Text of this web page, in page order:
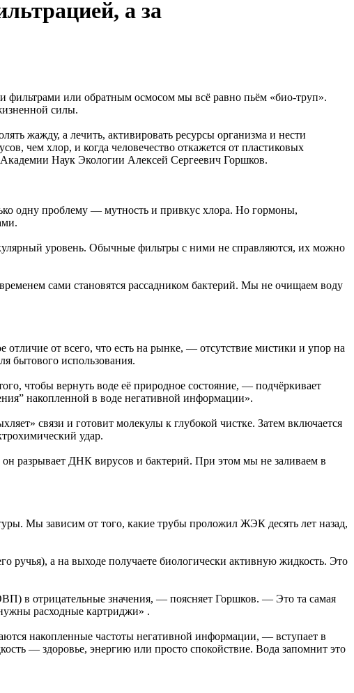
а за
или обратным осмосом мы всё равно пьём «био-труп».
силы.
жажду, а лечить, активировать ресурсы организма и нести
чем хлор, и когда человечество откажется от пластиковых
Наук Экологии Алексей Сергеевич Горшков.
одну проблему — мутность и привкус хлора. Но гормоны,
уровень. Обычные фильтры с ними не справляются, их можно
сами становятся рассадником бактерий. Мы не очищаем воду
от всего, что есть на рынке, — отсутствие мистики и упор на
бытового использования.
чтобы вернуть воде её природное состояние, — подчёркивает
накопленной в воде негативной информации».
связи и готовит молекулы к глубокой чистке. Затем включается
удар.
разрывает ДНК вирусов и бактерий. При этом мы не заливаем в
Мы зависим от того, какие трубы проложил ЖЭК десять лет назад,
ручья), а на выходе получаете биологически активную жидкость. Это
в отрицательные значения, — поясняет Горшков. — Это та самая
расходные картриджи» .
накопленные частоты негативной информации, — вступает в
— здоровье, энергию или просто спокойствие. Вода запомнит это